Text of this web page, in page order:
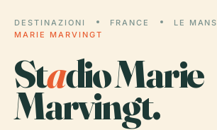
DESTINAZIONI FRANCE LE MANS
MARIE MARVINGT
Stadio Marie
Marvingt.